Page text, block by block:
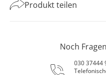
Produkt teilen
Noch
030 37444